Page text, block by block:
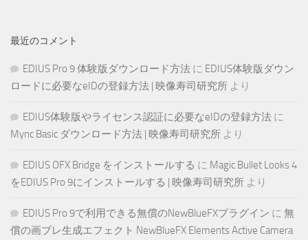
最近のコメント
EDIUS Pro 9 体験版ダウンロード方法 に EDIUS体験版ダウン
ロードに必要なeIDの登録方法 | 映像寿司研究所 より
EDIUS体験版やライセンス認証に必要なeIDの登録方法 に
Mync Basic ダウンロード方法 | 映像寿司研究所 より
EDIUS OFX Bridge をインストールする に Magic Bullet Looks 4
をEDIUS Pro 9にインストールする | 映像寿司研究所 より
EDIUS Pro 9で利用できる無償のNewBlueFXプラグイン に 無
償の画ブレ生成エフェクト NewBlueFX Elements Active Camera